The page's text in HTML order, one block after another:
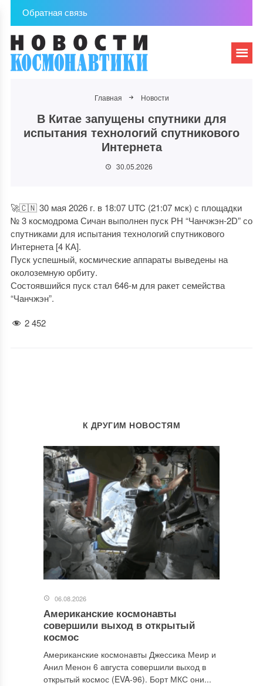
Обратная связь
Главная Новости
В Китае запущены спутники для
испытания технологий спутникового
Интернета
30.05.2026
🚀🇨🇳 30 мая 2026 г. в 18:07 UTC (21:07 мск) с площадки
№ 3 космодрома Сичан выполнен пуск РН “Чанчжэн-2D” со
спутниками для испытания технологий спутникового
Интернета [4 КА].
Пуск успешный, космические аппараты выведены на
околоземную орбиту.
Состоявшийся пуск стал 646-м для ракет семейства
“Чанчжэн”.
2 452
К ДРУГИМ НОВОСТЯМ
06.08.2026
Американские космонавты
совершили выход в открытый
космос
Американские космонавты Джессика Меир и
Анил Менон 6 августа совершили выход в
открытый космос (EVA-96). Борт МКС они...